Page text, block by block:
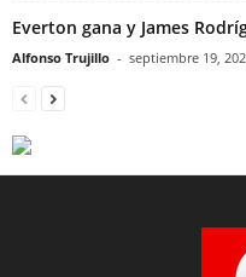
Everton gana y James
Alfonso Trujillo - septiembre 19,